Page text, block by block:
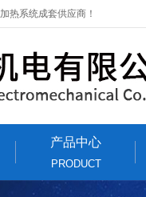
热系统成套供应商！
产品中心
PRODUCT